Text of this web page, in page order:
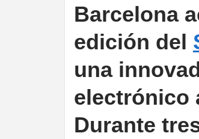
Barcelona
edición del
una
electrónico
Durante